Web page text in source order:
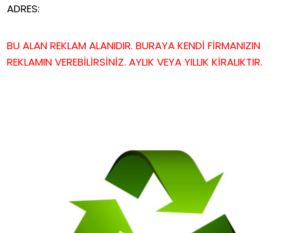
ADRES:
BU ALAN REKLAM ALANIDIR. BURAYA KENDİ FİRMANIZIN
REKLAMIN VEREBİLİRSİNİZ. AYLIK VEYA YILLIK KİRALIKTIR.